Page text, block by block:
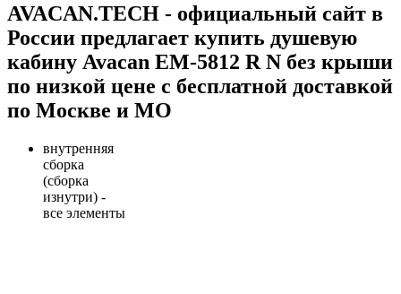
AVACAN.TECH - официальный сайт в
России предлагает купить душевую
кабину Avacan EM-5812 R N без крыши
по низкой цене с бесплатной доставкой
по Москве и МО
внутренняя
сборка
(сборка
изнутри) -
все элементы